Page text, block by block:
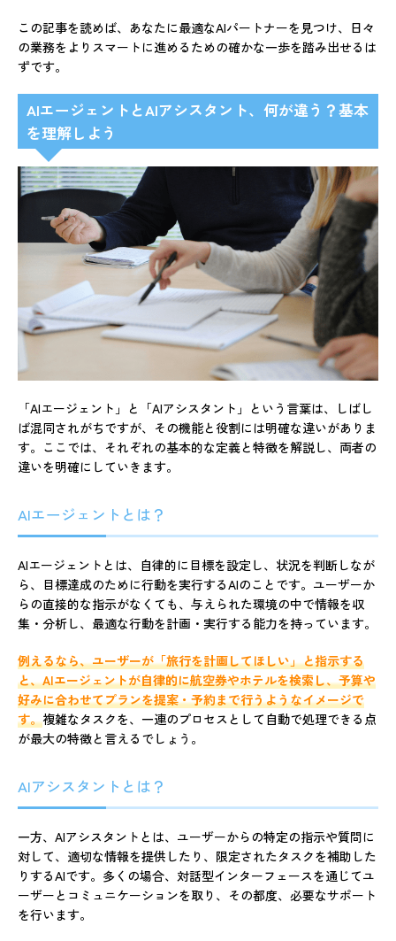
この記事を読めば、あなたに最適なAIパートナーを見つけ、日々
の業務をよりスマートに進めるための確かな一歩を踏み出せるは
ずです。
AIエージェントとAIアシスタント、何が違う？基本
を理解しよう
「AIエージェント」と「AIアシスタント」という言葉は、しばし
ば混同されがちですが、その機能と役割には明確な違いがありま
す。ここでは、それぞれの基本的な定義と特徴を解説し、両者の
違いを明確にしていきます。
AIエージェントとは？
AIエージェントとは、自律的に目標を設定し、状況を判断しなが
ら、目標達成のために行動を実行するAIのことです。ユーザーか
らの直接的な指示がなくても、与えられた環境の中で情報を収
集・分析し、最適な行動を計画・実行する能力を持っています。
例えるなら、ユーザーが「旅行を計画してほしい」と指示する
と、AIエージェントが自律的に航空券やホテルを検索し、予算や
好みに合わせてプランを提案・予約まで行うようなイメージで
す。複雑なタスクを、一連のプロセスとして自動で処理できる点
が最大の特徴と言えるでしょう。
AIアシスタントとは？
一方、AIアシスタントとは、ユーザーからの特定の指示や質問に
対して、適切な情報を提供したり、限定されたタスクを補助した
りするAIです。多くの場合、対話型インターフェースを通じてユ
ーザーとコミュニケーションを取り、その都度、必要なサポート
を行います。